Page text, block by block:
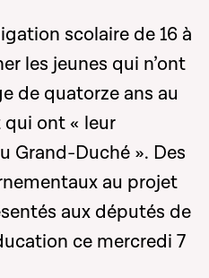
scolaire de 16 à
les jeunes qui n’ont
de quatorze ans au
ont « leur
Grand-Duché ». Des
au projet
aux députés de
ce mercredi 7